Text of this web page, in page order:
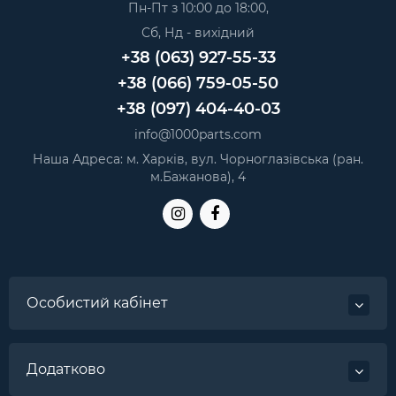
Пн-Пт з 10:00 до 18:00,
Сб, Нд - вихідний
+38 (063) 927-55-33
+38 (066) 759-05-50
+38 (097) 404-40-03
info@1000parts.com
Наша Адреса: м. Харків, вул. Чорноглазівська (ран.
м.Бажанова), 4
Особистий кабінет
Додатково